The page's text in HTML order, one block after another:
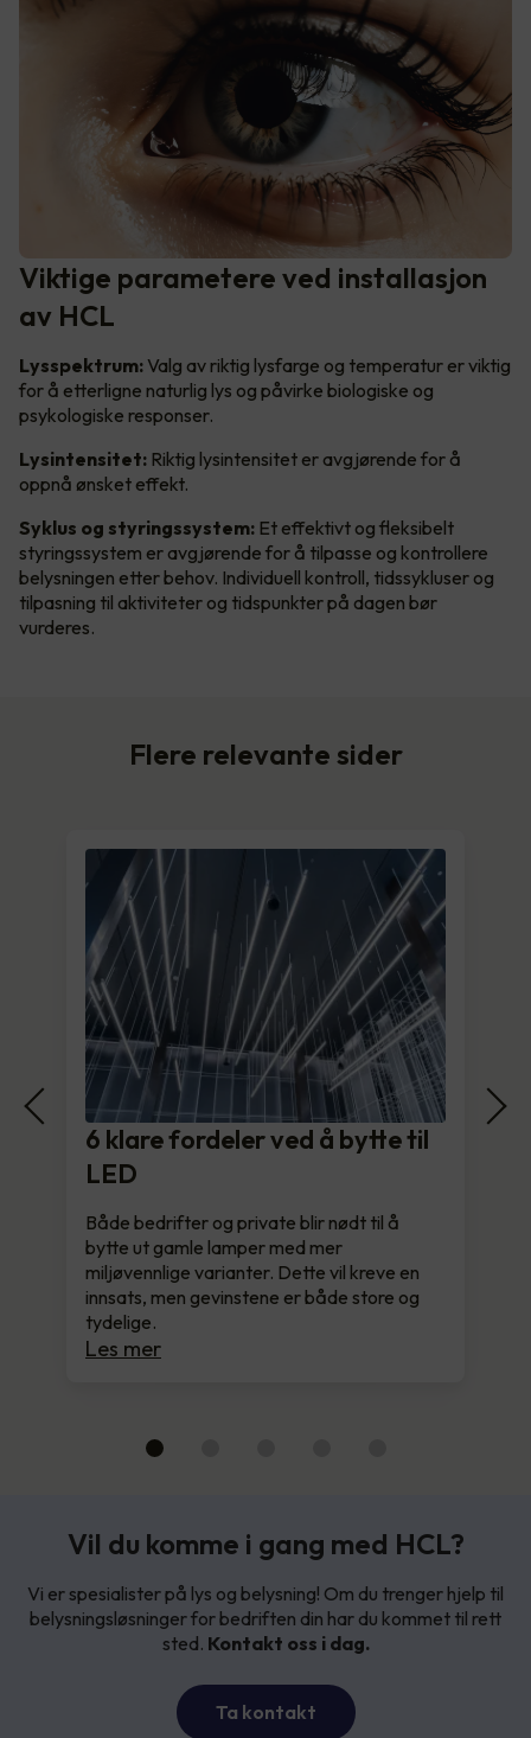
Viktige parametere ved installasjon
av HCL
Lysspektrum: Valg av riktig lysfarge og temperatur er viktig
for å etterligne naturlig lys og påvirke biologiske og
psykologiske responser.
Lysintensitet: Riktig lysintensitet er avgjørende for å
oppnå ønsket effekt.
Syklus og styringssystem: Et effektivt og fleksibelt
styringssystem er avgjørende for å tilpasse og kontrollere
belysningen etter behov. Individuell kontroll, tidssykluser og
tilpasning til aktiviteter og tidspunkter på dagen bør
vurderes.
Flere relevante sider
6 klare fordeler ved å bytte til
LED
Både bedrifter og private blir nødt til å
bytte ut gamle lamper med mer
miljøvennlige varianter. Dette vil kreve en
innsats, men gevinstene er både store og
tydelige.
Les mer
Vil du komme i gang med HCL?
Vi er spesialister på lys og belysning! Om du trenger hjelp til
belysningsløsninger for bedriften din har du kommet til rett
sted. Kontakt oss i dag.
Ta kontakt